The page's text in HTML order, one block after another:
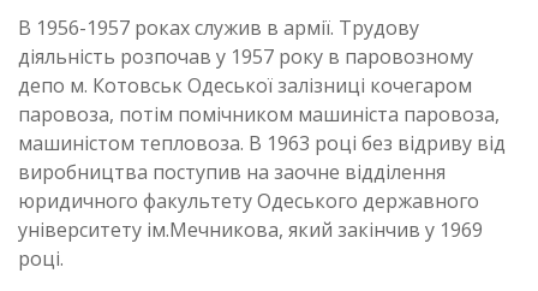
В 1956-1957 роках служив в армії. Трудову
діяльність розпочав у 1957 року в паровозному
депо м. Котовськ Одеської залізниці кочегаром
паровоза, потім помічником машиніста паровоза,
машиністом тепловоза. В 1963 році без відриву від
виробництва поступив на заочне відділення
юридичного факультету Одеського державного
університету ім.Мечникова, який закінчив у 1969
році.